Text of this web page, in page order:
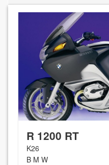
R 1200 RT
K26
B M W